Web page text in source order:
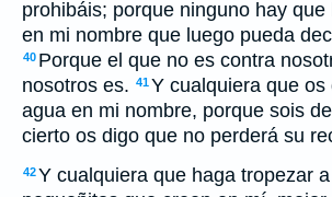
prohibáis; porque ninguno hay
en mi nombre que luego pueda
40 Porque el que no es contra
nosotros es. 41Y cualquiera que os
agua en mi nombre, porque sois
cierto os digo que no perderá su
42Y cualquiera que haga tropezar